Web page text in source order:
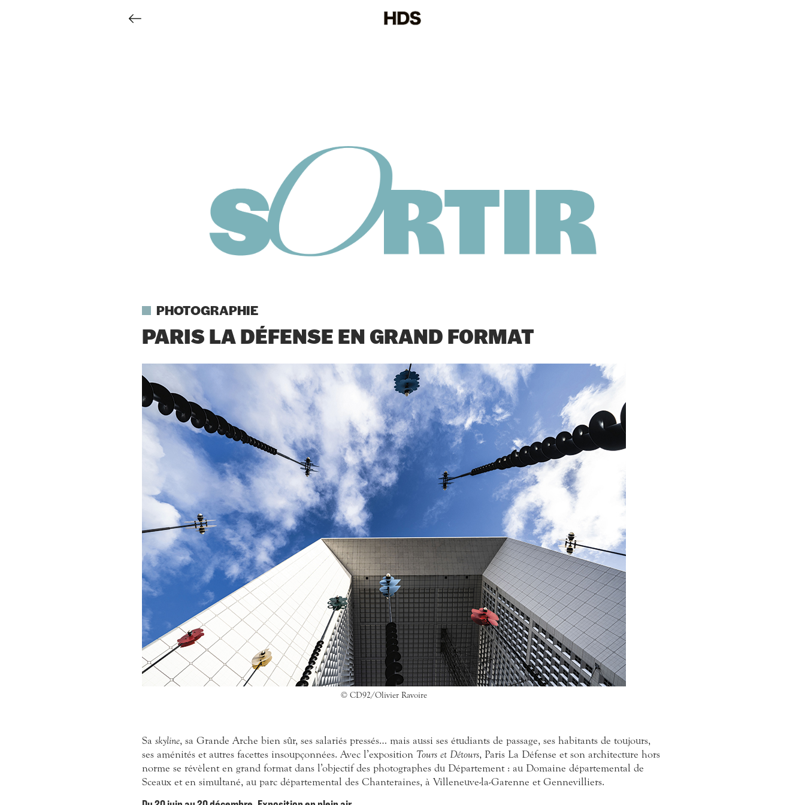
PHOTOGRAPHIE
PARIS LA DÉFENSE EN GRAND FORMAT
© CD92/Olivier Ravoire
Sa skyline, sa Grande Arche bien sûr, ses salariés pressés… mais aussi ses étudiants de passage, ses habitants de toujours,
ses aménités et autres facettes insoupçonnées. Avec l’exposition Tours et Détours, Paris La Défense et son architecture hors
norme se révèlent en grand format dans l’objectif des photographes du Département : au Domaine départemental de
Sceaux et en simultané, au parc départemental des Chanteraines, à Villeneuve-la-Garenne et Gennevilliers.